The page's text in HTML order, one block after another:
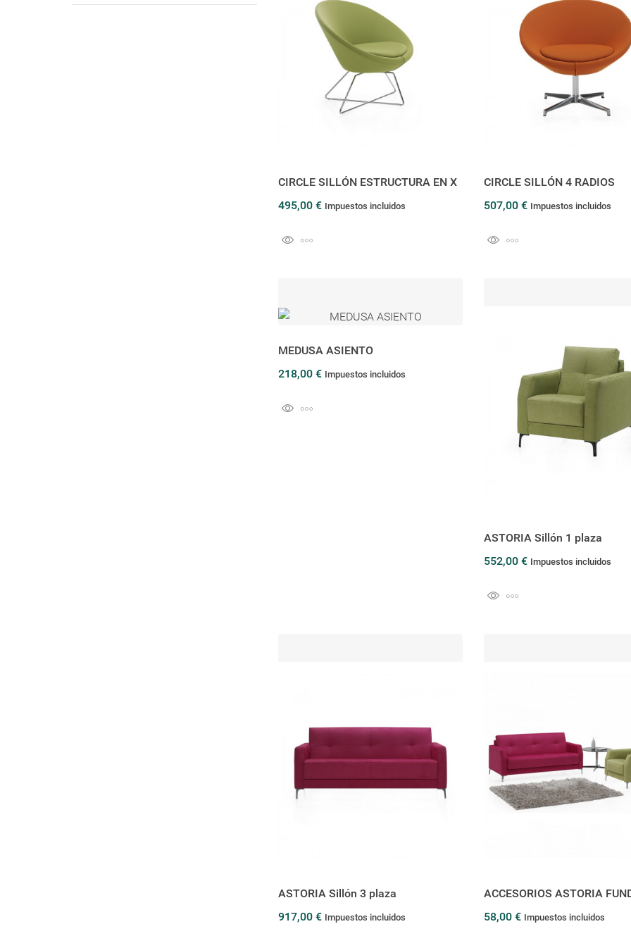
CIRCLE SILLÓN ESTRUCTURA EN X
495,00 € Impuestos incluidos
CIRCLE SILLÓN 4 RADIOS
507,00 € Impuestos incluidos
MEDUSA ASIENTO
218,00 € Impuestos incluidos
ASTORIA Sillón 1 plaza
552,00 € Impuestos incluidos
ASTORIA Sillón 3 plaza
917,00 € Impuestos incluidos
ACCESORIOS ASTORIA
58,00 € Impuestos incluidos